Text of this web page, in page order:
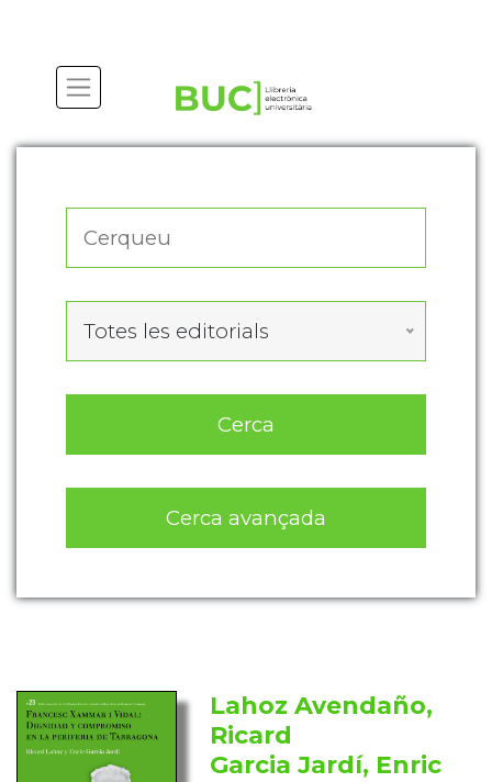
Totes les editorials
Cerca
Cerca avançada
Lahoz Avendaño,
Ricard
Garcia Jardí, Enric